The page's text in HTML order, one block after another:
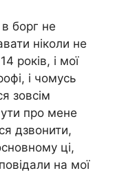
борг не
ніколи не
років, і мої
і чомусь
зовсім
про мене
дзвонити,
ці,
на мої